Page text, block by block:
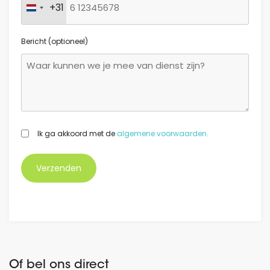
Nederland +31
+31
Bericht (optioneel)
GDPRIk ga akkoord met de algemene voorwaarden.
Of bel ons direct